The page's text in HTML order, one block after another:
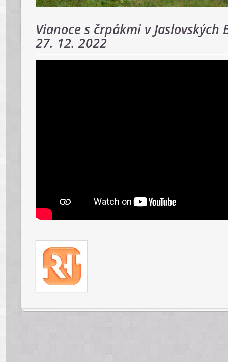
Vianoce s črpákmi v Jaslovských
27. 12. 2022